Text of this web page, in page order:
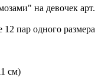
на девочек арт.
пар одного размера
см)